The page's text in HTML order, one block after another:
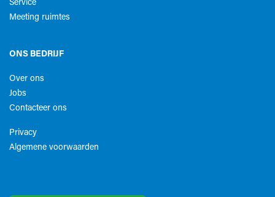
Service
Meeting ruimtes
ONS BEDRIJF
Over ons
Jobs
Contacteer ons
Privacy
Algemene voorwaarden​